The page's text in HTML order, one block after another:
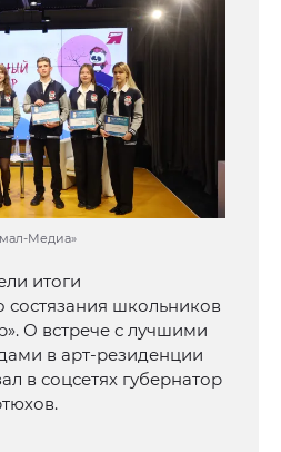
Медиа»
итоги
состязания школьников
О встрече с лучшими
в арт-резиденции
в соцсетях губернатор